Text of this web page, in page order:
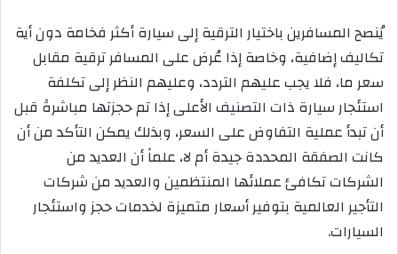
يُنصح المسافرين باختيار الترقية إلى سيارة أكثر فخامة دون أية
تكاليف إضافية، وخاصة إذا عُرض على المسافر ترقية مقابل
سعر ما، فلا يجب عليهم التردد، وعليهم النظر إلى تكلفة
استئجار سيارة ذات التصنيف الأعلى إذا تم حجزتها مباشرةً قبل
أن تبدأ عملية التفاوض على السعر، وبذلك يمكن التأكد من أن
كانت الصفقة المحددة جيدة أم لا، علماً أن العديد من
الشركات تكافئ عملائها المنتظمين والعديد من شركات
التأجير العالمية بتوفير أسعار متميزة لخدمات حجز واستئجار
السيارات.